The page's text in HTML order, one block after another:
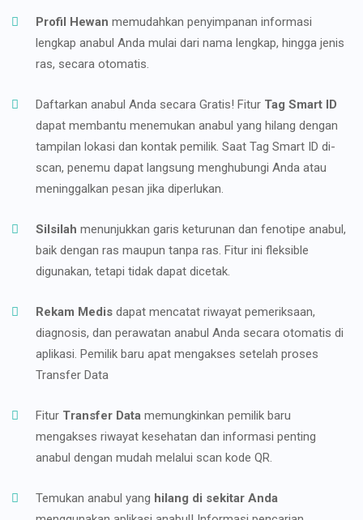
Profil Hewan memudahkan penyimpanan informasi
lengkap anabul Anda mulai dari nama lengkap, hingga jenis
ras, secara otomatis.
Daftarkan anabul Anda secara Gratis! Fitur Tag Smart ID
dapat membantu menemukan anabul yang hilang dengan
tampilan lokasi dan kontak pemilik. Saat Tag Smart ID di-
scan, penemu dapat langsung menghubungi Anda atau
meninggalkan pesan jika diperlukan.
Silsilah menunjukkan garis keturunan dan fenotipe anabul,
baik dengan ras maupun tanpa ras. Fitur ini fleksible
digunakan, tetapi tidak dapat dicetak.
Rekam Medis dapat mencatat riwayat pemeriksaan,
diagnosis, dan perawatan anabul Anda secara otomatis di
aplikasi. Pemilik baru apat mengakses setelah proses
Transfer Data
Fitur Transfer Data memungkinkan pemilik baru
mengakses riwayat kesehatan dan informasi penting
anabul dengan mudah melalui scan kode QR.
Temukan anabul yang hilang di sekitar Anda